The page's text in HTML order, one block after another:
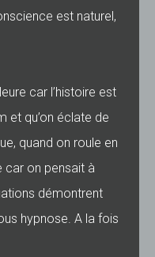
est naturel,
car l’histoire est
et qu’on éclate de
quand on roule en
car on pensait à
démontrent
hypnose. A la fois